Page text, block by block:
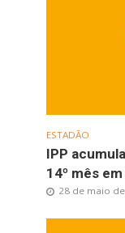
ESTADÃO
IPP
14º mês
28 de maio